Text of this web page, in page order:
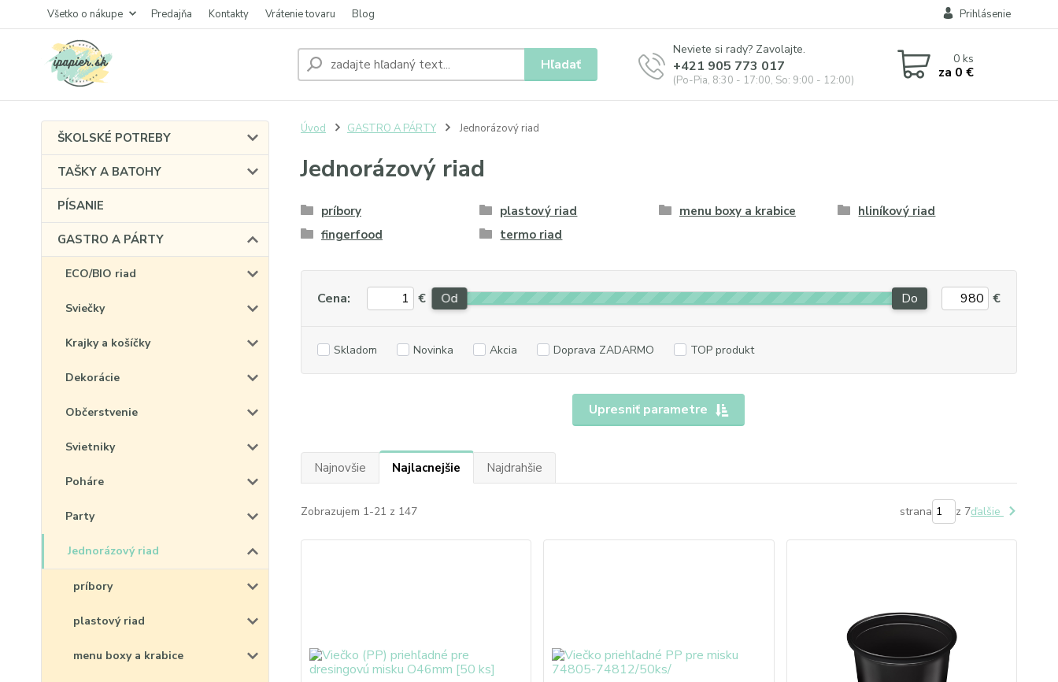
Všetko o nákupe Predajňa Kontakty Vrátenie tovaru Blog Prihlásenie
Hľadať
Neviete si rady? Zavolajte.
+421 905 773 017
(Po-Pia, 8:30 - 17:00, So: 9:00 - 12:00)
0ks
za 0 €
ŠKOLSKÉ POTREBY
TAŠKY A BATOHY
PÍSANIE
GASTRO A PÁRTY
ECO/BIO riad
Sviečky
Krajky a košíčky
Dekorácie
Občerstvenie
Svietniky
Poháre
Party
Jednorázový riad
príbory
plastový riad
menu boxy a krabice
Úvod GASTRO A PÁRTY Jednorázový riad
Jednorázový riad
príbory plastový riad menu boxy a krabice
hliníkový riad
fingerfood
termo riad
Upresniť parametre
Cena: € Od Do €
Skladom Novinka Akcia Doprava ZADARMO TOP produkt
Najnovšie Najlacnejšie Najdrahšie
Zobrazujem 1-21 z 147 strana z 7ďalšie